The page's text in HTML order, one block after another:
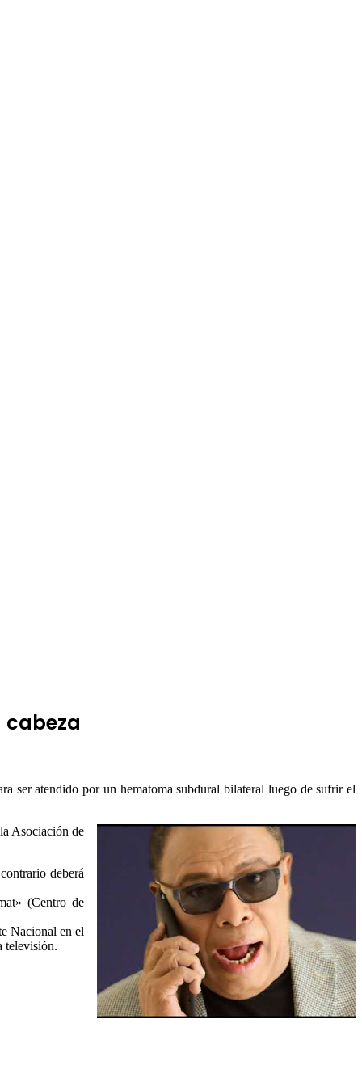
cabeza
ser atendido por un hematoma subdural bilateral luego de sufrir el
Asociación de
deberá
(Centro de
Nacional en el
televisión.